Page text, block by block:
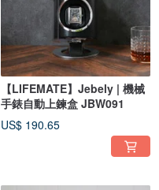
【LIFEMATE】Jebely | 機械
手錶自動上鍊盒 JBW091
US$ 190.65